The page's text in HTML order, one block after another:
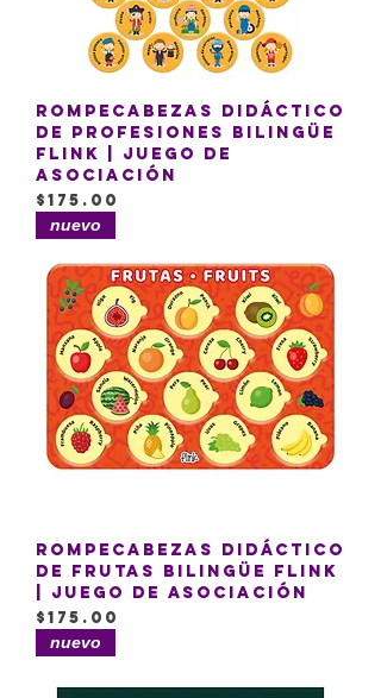
Rompecabezas Didáctico
de Profesiones Bilingüe
Flink | Juego de
asociación
Precio
$175.00
nuevo
Rompecabezas Didáctico
de Frutas Bilingüe Flink
| Juego de Asociación
Precio
$175.00
nuevo